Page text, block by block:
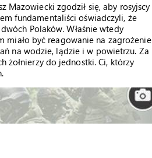
Mazowiecki zgodził się, aby rosyjscy
fundamentaliści oświadczyli, że
Polaków. Właśnie wtedy
miało być reagowanie na zagrożenie
na wodzie, lądzie i w powietrzu. Za
żołnierzy do jednostki. Ci, którzy